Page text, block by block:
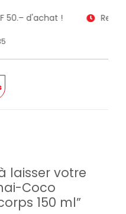
50.– d'achat !
laisser votre
Coco
150 ml”